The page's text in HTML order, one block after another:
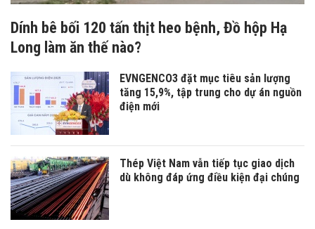
Dính bê bối 120 tấn thịt heo bệnh, Đồ hộp Hạ
Long làm ăn thế nào?
EVNGENCO3 đặt mục tiêu sản lượng
tăng 15,9%, tập trung cho dự án nguồn
điện mới
Thép Việt Nam vẫn tiếp tục giao dịch
dù không đáp ứng điều kiện đại chúng